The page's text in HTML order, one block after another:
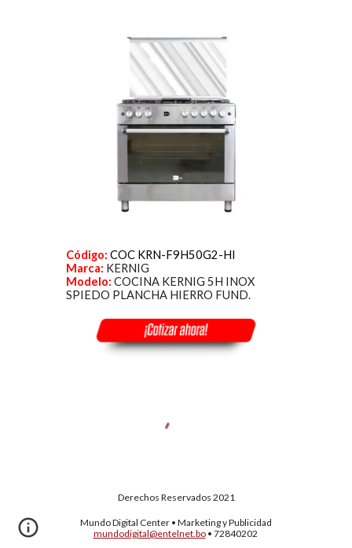
Código: COC KRN-F9H50G2-HI
Marca: KERNIG
Modelo:COCINA KERNIG 5H INOX
SPIEDO PLANCHA HIERRO FUND.
Derechos Reservados 2021
Mundo Digital Center • Marketing y Publicidad
mundodigital@entelnet.bo • 72840202